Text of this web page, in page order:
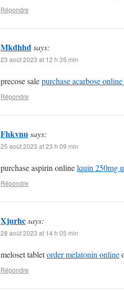
Répondre
Mkdhhdsays:
23 août 2023 at 12 h 35 min
precose salepurchase acarbose
Répondre
Fhkvnusays:
25 août 2023 at 23 h 09 min
purchase aspirin onlinelquin 250mg
Répondre
Xjurhcsays:
28 août 2023 at 14 h 05 min
meloset tabletorder melatonin online
Répondre